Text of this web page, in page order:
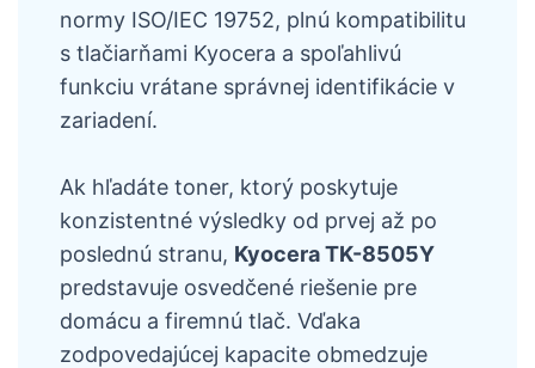
normy ISO/IEC 19752, plnú kompatibilitu
s tlačiarňami Kyocera a spoľahlivú
funkciu vrátane správnej identifikácie v
zariadení.
Ak hľadáte toner, ktorý poskytuje
konzistentné výsledky od prvej až po
poslednú stranu, Kyocera TK-8505Y
predstavuje osvedčené riešenie pre
domácu a firemnú tlač. Vďaka
zodpovedajúcej kapacite obmedzuje